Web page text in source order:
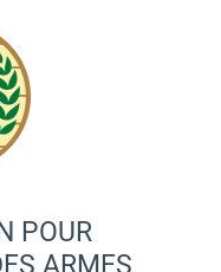
POUR
ARMES